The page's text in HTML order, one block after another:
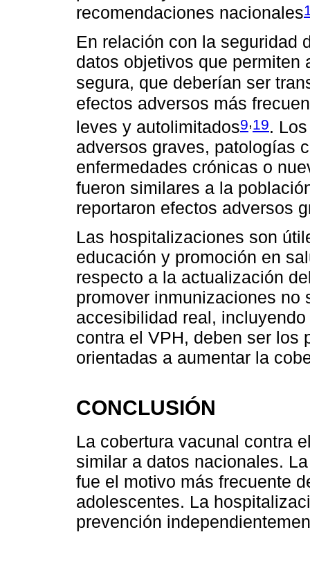
recomendaciones nacionales
En relación con la seguridad
datos objetivos que permiten
segura, que deberían ser
efectos adversos más
leves y autolimitados9 19.
adversos graves, patologías
enfermedades crónicas o
fueron similares a la
reportaron efectos adversos
Las hospitalizaciones son
educación y promoción en
respecto a la actualización
promover inmunizaciones
accesibilidad real,
contra el VPH, deben ser los
orientadas a aumentar la
CONCLUSIÓN
La cobertura vacunal contra
similar a datos nacionales.
fue el motivo más frecuente
adolescentes. La
prevención